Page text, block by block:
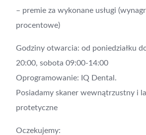
– premie za wykonane usługi
procentowe)
Godziny otwarcia: od poniedziałku
20:00, sobota 09:00-14:00
Oprogramowanie: IQ Dental.
Posiadamy skaner wewnątrzustny i
protetyczne
Oczekujemy: